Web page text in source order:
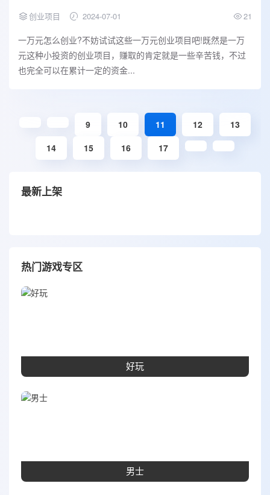
创业项目 2024-07-01 21
一万元怎么创业?不妨试试这些一万元创业项目吧!既然是一万
元这种小投资的创业项目，赚取的肯定就是一些辛苦钱，不过
也完全可以在累计一定的资金...
9 10 11 12
13
14
15 16 17
最新上架
热门游戏专区
好玩
男士